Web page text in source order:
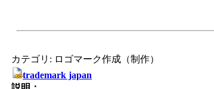
カテゴリ: ロゴマーク作成（制作）
trademark japan